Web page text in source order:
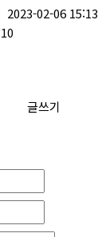
2023-02-06 15:13
글쓰기